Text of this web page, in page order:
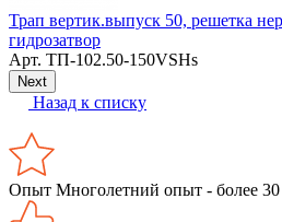
Трап вертик.выпуск 50, решетка
гидрозатвор
Арт. ТП-102.50-150VSHs
Next
Назад к списку
Опыт Многолетний опыт - более